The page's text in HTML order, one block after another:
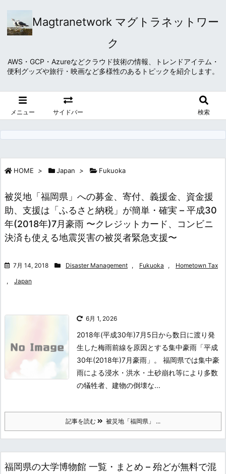
Magtranetwork マグトラネットワー
ク
AWS・GCP・Azureなどクラウド技術の情報、トレンドアイテム・
便利グッズや旅行・映画など多様性のあるトピックを紹介します。
メニュー サイドバー 検索
HOME > Japan > Fukuoka
被災地「福岡県」への募金、寄付、義援金、資金援
助、支援は「ふるさと納税」が簡単・確実 – 平成30
年(2018年)7月豪雨 〜クレジットカード、コンビニ
決済も使える地震災害の被災者緊急支援〜
7月 14, 2018 Disaster Management , Fukuoka , Hometown Tax
, Japan
6月 1, 2026
2018年(平成30年)7月5日から数日に渡り発
生した梅雨前線を原因とする集中豪雨「平成
30年(2018年)7月豪雨」。 福岡県では集中豪
雨による浸水・洪水・土砂崩れ等により多数
の犠牲者、建物の倒壊な...
記事を読む 被災地「福岡県」 ...
福岡県の大学博物館 一覧・まとめ – 殆どが無料で混